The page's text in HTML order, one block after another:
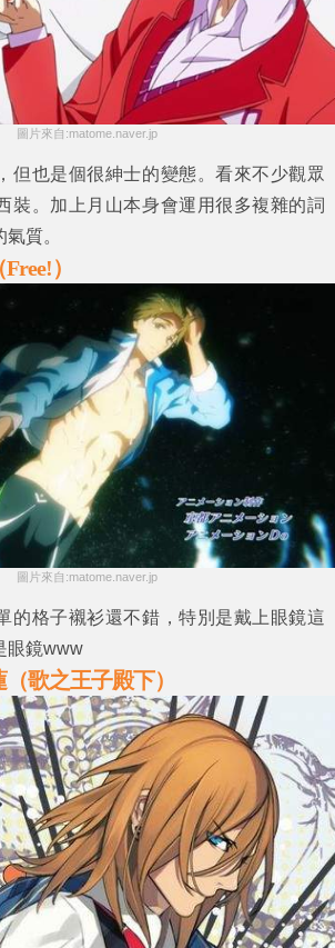
圖片來自:matome.naver.jp
但也是個很紳士的變態。看來不少觀眾
裝。加上月山本身會運用很多複雜的詞
質。
）
圖片來自:matome.naver.jp
的格子襯衫還不錯，特別是戴上眼鏡這
眼鏡www
歌之王子殿下）